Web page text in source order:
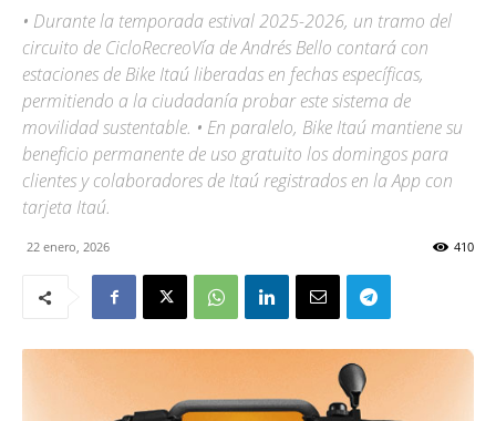
• Durante la temporada estival 2025-2026, un tramo del
circuito de CicloRecreoVía de Andrés Bello contará con
estaciones de Bike Itaú liberadas en fechas específicas,
permitiendo a la ciudadanía probar este sistema de
movilidad sustentable. • En paralelo, Bike Itaú mantiene su
beneficio permanente de uso gratuito los domingos para
clientes y colaboradores de Itaú registrados en la App con
tarjeta Itaú.
22 enero, 2026 410